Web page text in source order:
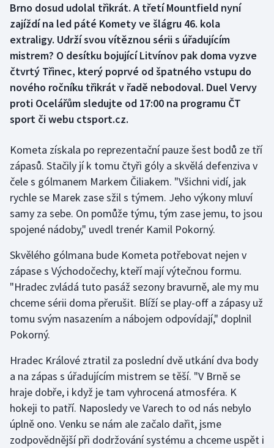
Dostihy
Florbal
Futsal
Golf
Házená
Jezdectví
Judo
Krasobruslení
Lezení
Lyže a snowboard
Moderní pětiboj
Motorsport
Olympijské hry
Parasport
Brno dosud udolal třikrát. A třetí Mountfield nyní
zajíždí na led páté Komety ve šlágru 46. kola
extraligy. Udrží svou vítěznou sérii s úřadujícím
mistrem? O desítku bojující Litvínov pak doma vyzve
čtvrtý Třinec, který poprvé od špatného vstupu do
nového ročníku třikrát v řadě nebodoval. Duel Vervy
proti Ocelářům sledujte od 17:00 na programu ČT
sport či webu ctsport.cz.
Kometa získala po reprezentační pauze šest bodů ze tří
zápasů. Stačily jí k tomu čtyři góly a skvělá defenziva v
čele s gólmanem Markem Čiliakem. "Všichni vidí, jak
rychle se Marek zase sžil s týmem. Jeho výkony mluví
samy za sebe. On pomůže týmu, tým zase jemu, to jsou
spojené nádoby," uvedl trenér Kamil Pokorný.
Skvělého gólmana bude Kometa potřebovat nejen v
zápase s Východočechy, kteří mají výtečnou formu.
"Hradec zvládá tuto pasáž sezony bravurně, ale my mu
chceme sérii doma přerušit. Blíží se play-off a zápasy už
tomu svým nasazením a nábojem odpovídají," doplnil
Pokorný.
Hradec Králové ztratil za poslední dvě utkání dva body
a na zápas s úřadujícím mistrem se těší. "V Brně se
hraje dobře, i když je tam vyhrocená atmosféra. K
hokeji to patří. Naposledy ve Varech to od nás nebylo
úplně ono. Venku se nám ale začalo dařit, jsme
zodpovědnější při dodržování systému a chceme uspět i